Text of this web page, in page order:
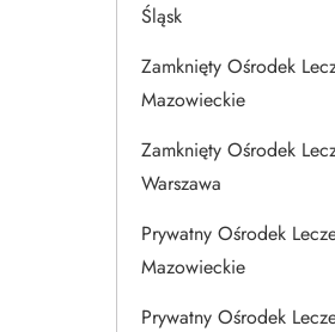
Śląsk
Zamknięty Ośrodek
Mazowieckie
Zamknięty Ośrodek
Warszawa
Prywatny Ośrodek
Mazowieckie
Prywatny Ośrodek